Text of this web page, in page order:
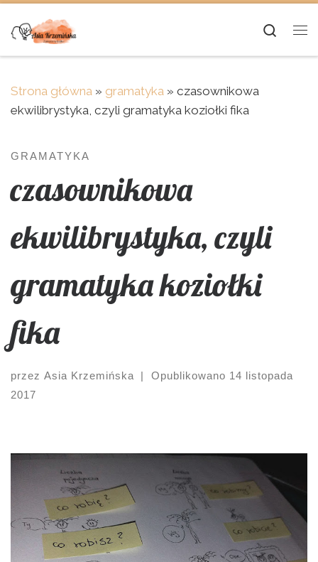
Skip to content
Strona główna » gramatyka » czasownikowa
ekwilibrystyka, czyli gramatyka koziołki fika
GRAMATYKA
czasownikowa
ekwilibrystyka, czyli
gramatyka koziołki
fika
przez Asia Krzemińska | Opublikowano 14 listopada
2017